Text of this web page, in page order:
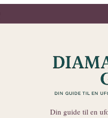
Din guide til en